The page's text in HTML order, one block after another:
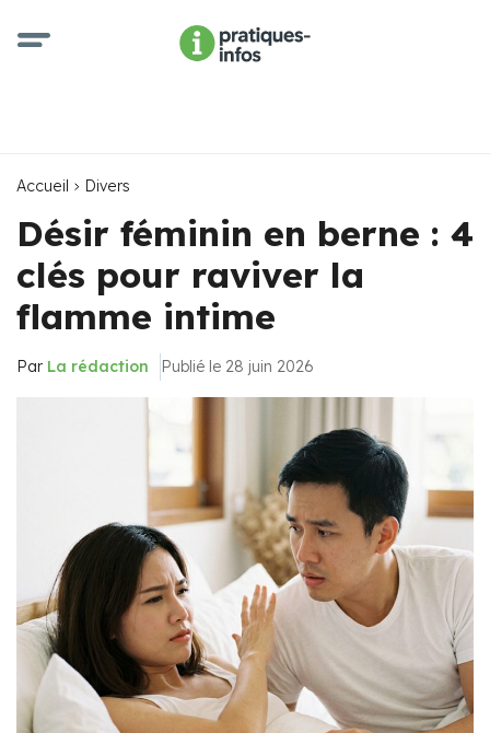
Accueil Divers
Désir féminin en berne : 4
clés pour raviver la
flamme intime
Par La rédaction Publié le 28 juin 2026